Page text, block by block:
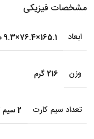
مشخصات فیزیکی
ابعاد 165.1×76.4×9.3 میلی متر
وزن 216 گرم
تعداد سیم کارت 2 سیم کارته